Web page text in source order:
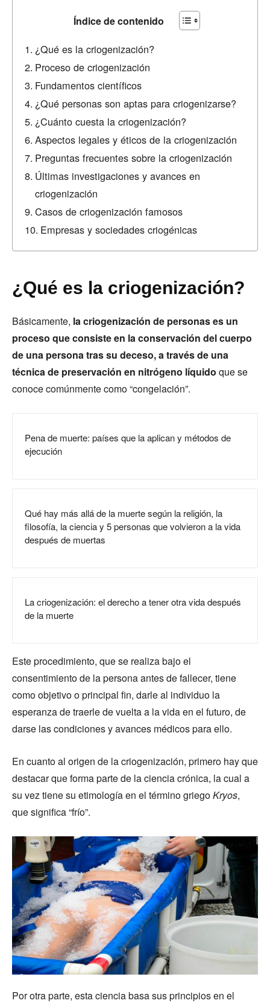
Índice de contenido
¿Qué es la criogenización?
Proceso de criogenización
Fundamentos científicos
¿Qué personas son aptas para criogenizarse?
¿Cuánto cuesta la criogenización?
Aspectos legales y éticos de la criogenización
Preguntas frecuentes sobre la criogenización
Últimas investigaciones y avances en
criogenización
Casos de criogenización famosos
Empresas y sociedades criogénicas
¿Qué es la criogenización?
Básicamente, la criogenización de personas es un
proceso que consiste en la conservación del cuerpo
de una persona tras su deceso, a través de una
técnica de preservación en nitrógeno líquido que se
conoce comúnmente como “congelación”.
Pena de muerte: países que la aplican y métodos de
ejecución
Qué hay más allá de la muerte según la religión, la
filosofía, la ciencia y 5 personas que volvieron a la vida
después de muertas
La criogenización: el derecho a tener otra vida después
de la muerte
Este procedimiento, que se realiza bajo el
consentimiento de la persona antes de fallecer, tiene
como objetivo o principal fin, darle al individuo la
esperanza de traerle de vuelta a la vida en el futuro, de
darse las condiciones y avances médicos para ello.
En cuanto al origen de la criogenización, primero hay que
destacar que forma parte de la ciencia crónica, la cual a
su vez tiene su etimología en el término griegoKryos,
que significa “frío”.
Por otra parte, esta ciencia basa sus principios en el